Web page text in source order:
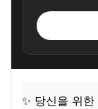
✨ 당신을 위한